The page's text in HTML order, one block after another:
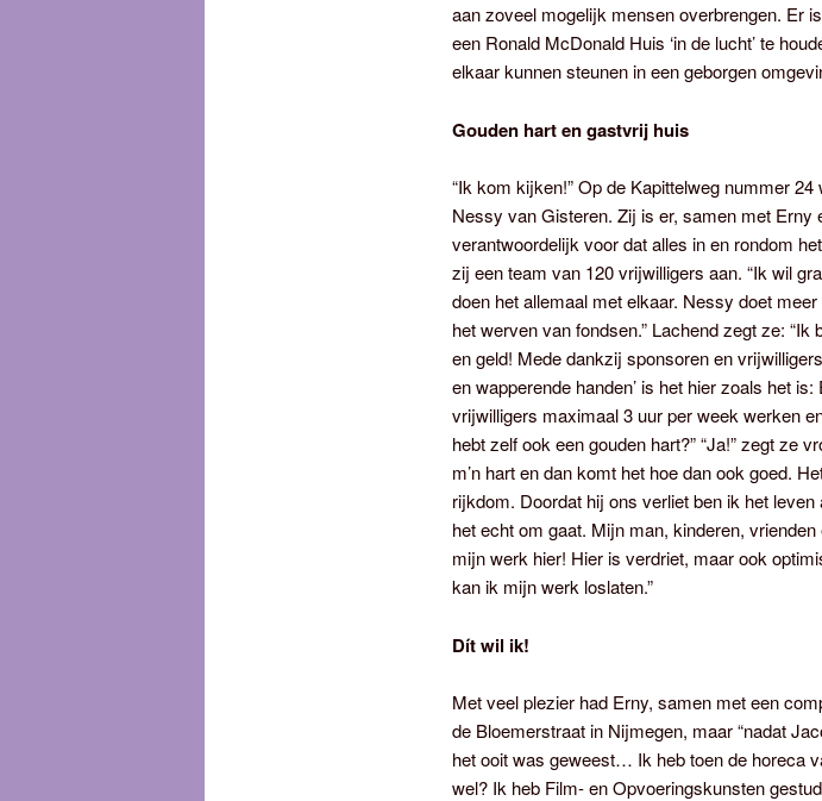
aan zoveel mogelijk mensen overbrengen. Er
een Ronald McDonald Huis ‘in de lucht’ te
elkaar kunnen steunen in een geborgen
Gouden hart en gastvrij huis
“Ik kom kijken!” Op de Kapittelweg nummer
Nessy van Gisteren. Zij is er, samen met
verantwoordelijk voor dat alles in en rondom
zij een team van 120 vrijwilligers aan. “Ik wil
doen het allemaal met elkaar. Nessy doet
het werven van fondsen.” Lachend zegt ze:
en geld! Mede dankzij sponsoren en
en wapperende handen’ is het hier zoals het
vrijwilligers maximaal 3 uur per week werken
hebt zelf ook een gouden hart?” “Ja!” zegt ze
m’n hart en dan komt het hoe dan ook goed.
rijkdom. Doordat hij ons verliet ben ik het
het echt om gaat. Mijn man, kinderen,
mijn werk hier! Hier is verdriet, maar ook
kan ik mijn werk loslaten.”
Dít wil ik!
Met veel plezier had Erny, samen met een
de Bloemerstraat in Nijmegen, maar “nadat
het ooit was geweest… Ik heb toen de horeca
wel? Ik heb Film- en Opvoeringskunsten